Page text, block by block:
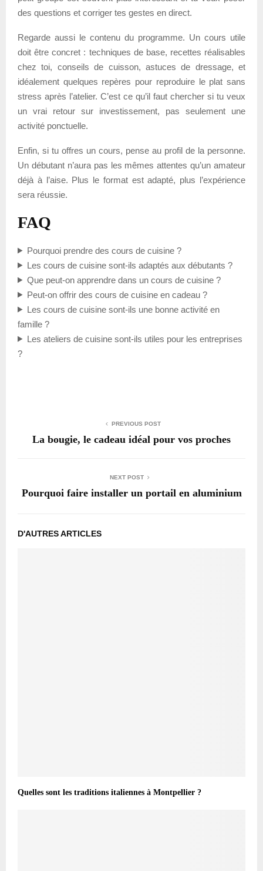
des questions et corriger tes gestes en direct.
Regarde aussi le contenu du programme. Un cours utile
doit être concret : techniques de base, recettes réalisables
chez toi, conseils de cuisson, astuces de dressage, et
idéalement quelques repères pour reproduire le plat sans
stress après l’atelier. C’est ce qu’il faut chercher si tu veux
un vrai retour sur investissement, pas seulement une
activité ponctuelle.
Enfin, si tu offres un cours, pense au profil de la personne.
Un débutant n’aura pas les mêmes attentes qu’un amateur
déjà à l’aise. Plus le format est adapté, plus l’expérience
sera réussie.
FAQ
Pourquoi prendre des cours de cuisine ?
Les cours de cuisine sont-ils adaptés aux débutants ?
Que peut-on apprendre dans un cours de cuisine ?
Peut-on offrir des cours de cuisine en cadeau ?
Les cours de cuisine sont-ils une bonne activité en
famille ?
Les ateliers de cuisine sont-ils utiles pour les entreprises
?
PREVIOUS POST
La bougie, le cadeau idéal pour vos proches
NEXT POST
Pourquoi faire installer un portail en aluminium
D'AUTRES ARTICLES
Quelles sont les traditions italiennes à Montpellier ?